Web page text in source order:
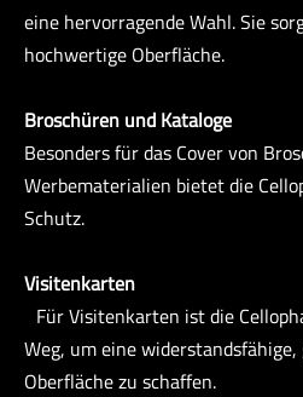
eine hervorragende Wahl. Sie
hochwertige Oberfläche.
Broschüren und Kataloge
Besonders für das Cover von
Werbematerialien bietet die
Schutz.
Visitenkarten
Für Visitenkarten ist die
Weg, um eine
Oberfläche zu schaffen.